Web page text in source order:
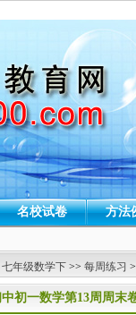
名校试卷 方法
七年级数学下 >> 每周练习
初一数学第13周周末